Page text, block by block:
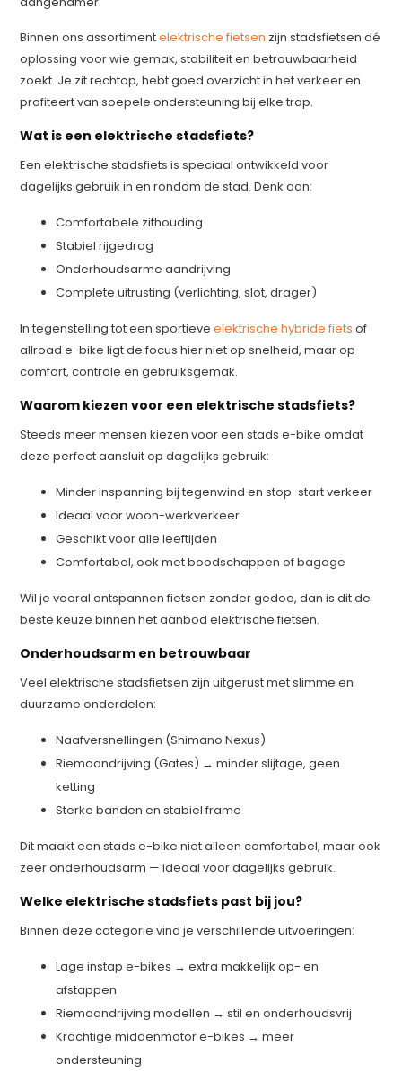
Binnen ons assortimentelektrische fietsen zijn stadsfietsen dé
oplossing voor wie gemak, stabiliteit en betrouwbaarheid
zoekt. Je zit rechtop, hebt goed overzicht in het verkeer en
profiteert van soepele ondersteuning bij elke trap.
Wat is een elektrische stadsfiets?
Een elektrische stadsfiets is speciaal ontwikkeld voor
dagelijks gebruik in en rondom de stad. Denk aan:
Comfortabele zithouding
Stabiel rijgedrag
Onderhoudsarme aandrijving
Complete uitrusting (verlichting, slot, drager)
In tegenstelling tot een sportieveelektrische hybride fiets of
allroad e-bike ligt de focus hier niet op snelheid, maar op
comfort, controle en gebruiksgemak.
Waarom kiezen voor een elektrische stadsfiets?
Steeds meer mensen kiezen voor een stads e-bike omdat
deze perfect aansluit op dagelijks gebruik:
Minder inspanning bij tegenwind en stop-start verkeer
Ideaal voor woon-werkverkeer
Geschikt voor alle leeftijden
Comfortabel, ook met boodschappen of bagage
Wil je vooral ontspannen fietsen zonder gedoe, dan is dit de
beste keuze binnen het aanbod elektrische fietsen.
Onderhoudsarm en betrouwbaar
Veel elektrische stadsfietsen zijn uitgerust met slimme en
duurzame onderdelen:
Naafversnellingen (Shimano Nexus)
Riemaandrijving (Gates) → minder slijtage, geen
ketting
Sterke banden en stabiel frame
Dit maakt een stads e-bike niet alleen comfortabel, maar ook
zeer onderhoudsarm — ideaal voor dagelijks gebruik.
Welke elektrische stadsfiets past bij jou?
Binnen deze categorie vind je verschillende uitvoeringen:
Lage instap e-bikes → extra makkelijk op- en
afstappen
Riemaandrijving modellen → stil en onderhoudsvrij
Krachtige middenmotor e-bikes → meer
ondersteuning